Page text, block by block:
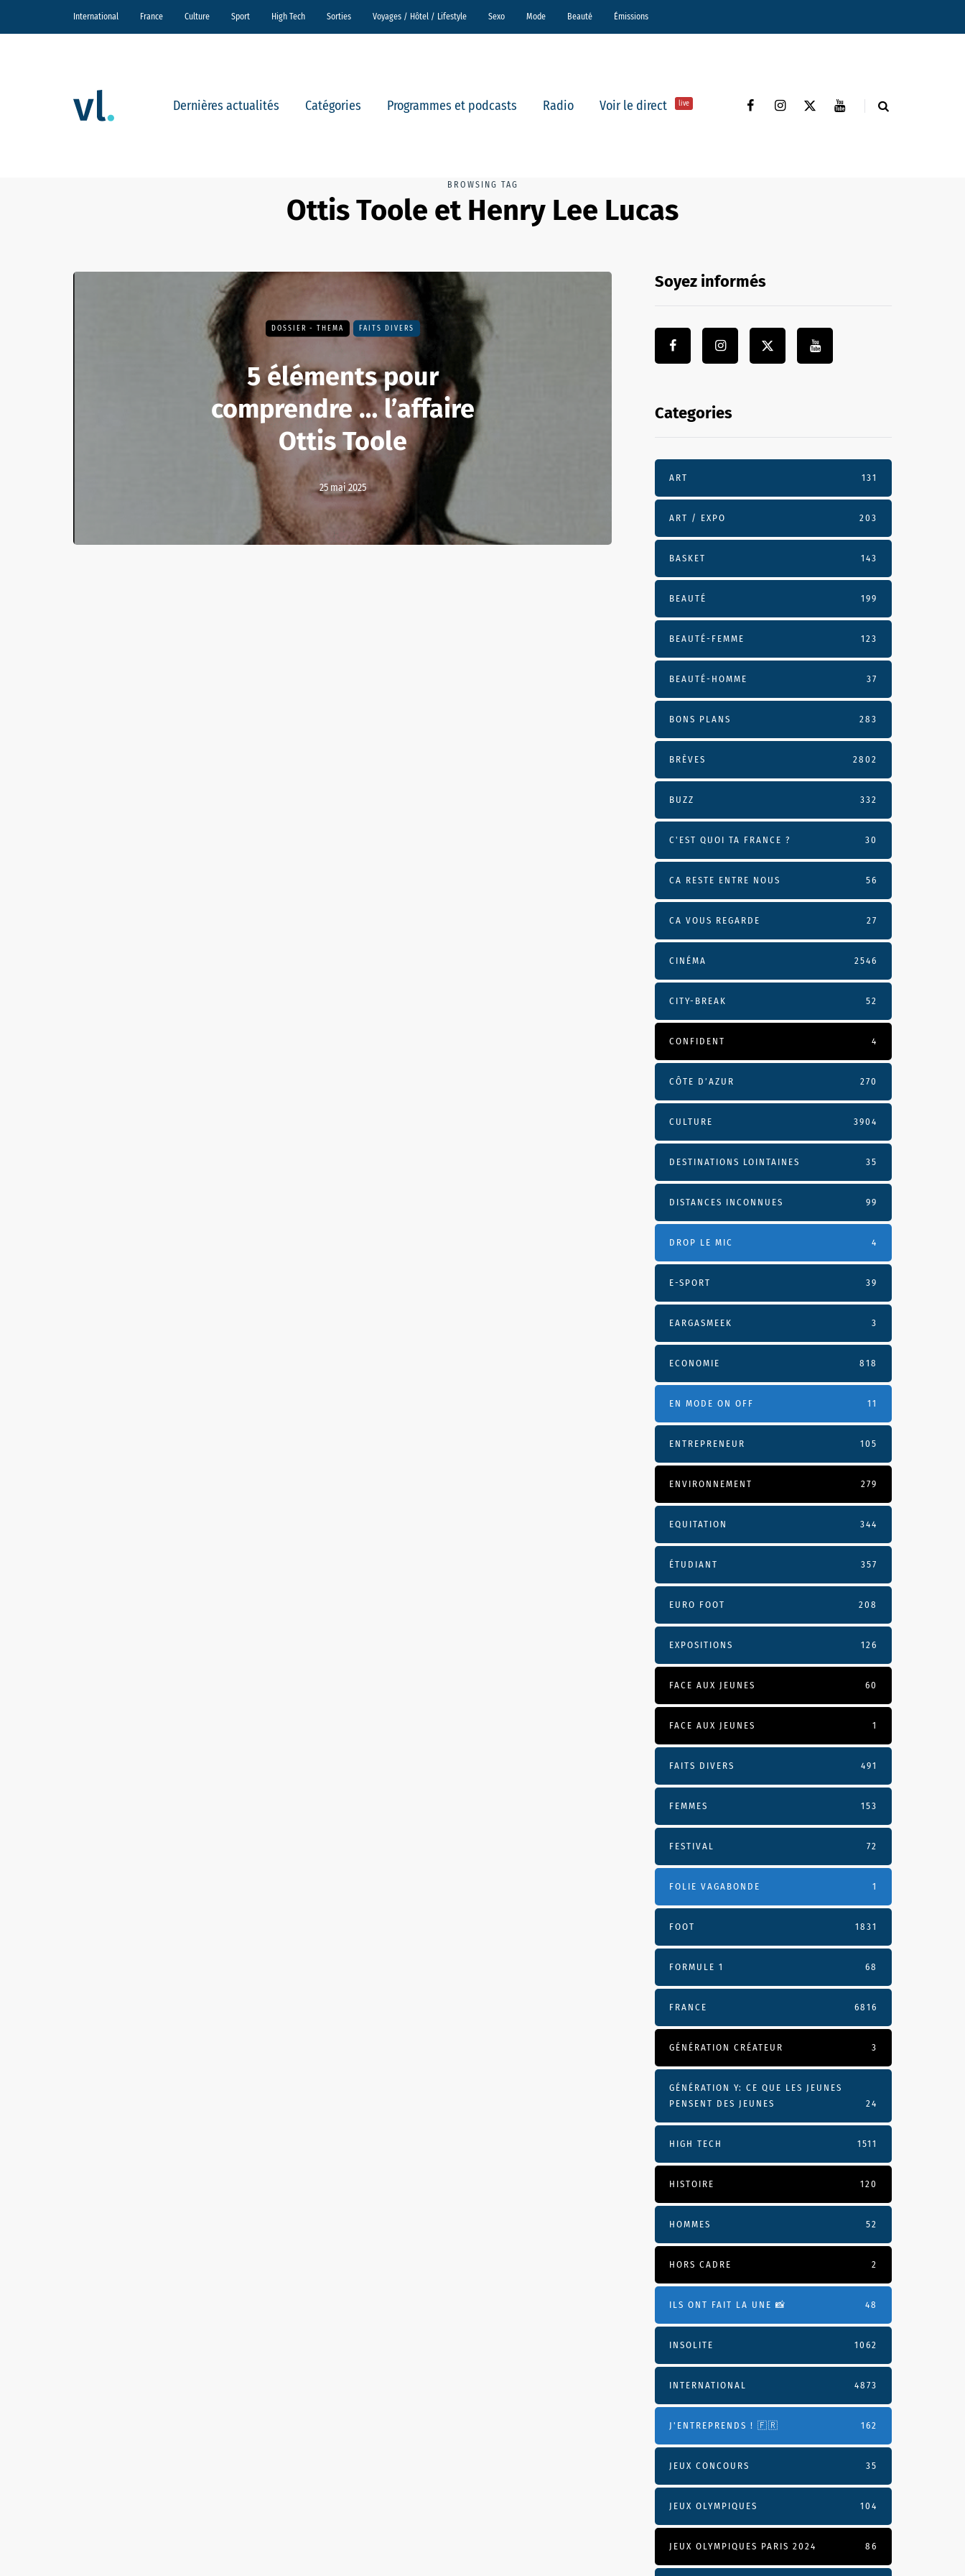
International France Culture Sport High Tech Sorties Voyages / Hôtel / Lifestyle Sexo Mode Beauté Émissions
Dernières actualités Catégories Programmes et podcasts Radio Voir le direct live
BROWSING TAG
Ottis Toole et Henry Lee Lucas
DOSSIER - THEMA FAITS DIVERS
5 éléments pour
comprendre … l’affaire
Ottis Toole
25 mai 2025
Soyez informés
Categories
ART 131
ART / EXPO 203
BASKET 143
BEAUTÉ 199
BEAUTÉ-FEMME 123
BEAUTÉ-HOMME 37
BONS PLANS 283
BRÈVES 2802
BUZZ 332
C'EST QUOI TA FRANCE ? 30
CA RESTE ENTRE NOUS 56
CA VOUS REGARDE 27
CINÉMA 2546
CITY-BREAK 52
CONFIDENT 4
CÔTE D’AZUR 270
CULTURE 3904
DESTINATIONS LOINTAINES 35
DISTANCES INCONNUES 99
DROP LE MIC 4
E-SPORT 39
EARGASMEEK 3
ECONOMIE 818
EN MODE ON OFF 11
ENTREPRENEUR 105
ENVIRONNEMENT 279
EQUITATION 344
ÉTUDIANT 357
EURO FOOT 208
EXPOSITIONS 126
FACE AUX JEUNES 60
FACE AUX JEUNES 1
FAITS DIVERS 491
FEMMES 153
FESTIVAL 72
FOLIE VAGABONDE 1
FOOT 1831
FORMULE 1 68
FRANCE 6816
GÉNÉRATION CRÉATEUR 3
GÉNÉRATION Y: CE QUE LES JEUNES
PENSENT DES JEUNES
24
HIGH TECH 1511
HISTOIRE 120
HOMMES 52
HORS CADRE 2
ILS ONT FAIT LA UNE 📸 48
INSOLITE 1062
INTERNATIONAL 4873
J'ENTREPRENDS ! 🇫🇷 162
JEUX CONCOURS 35
JEUX OLYMPIQUES 104
JEUX OLYMPIQUES PARIS 2024 86